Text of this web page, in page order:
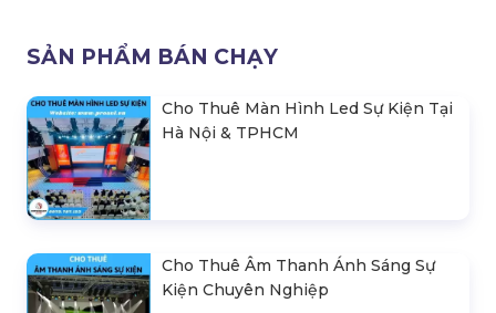
SẢN PHẨM BÁN CHẠY
Cho Thuê Màn Hình Led Sự Kiện Tại
Hà Nội & TPHCM
Cho Thuê Âm Thanh Ánh Sáng Sự
Kiện Chuyên Nghiệp